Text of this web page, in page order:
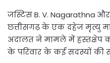
जस्टिस B. V. Nagarathna
छत्तीसगढ़ के एक दहेज मृत्यु
अदालत ने मामले में हस्तक्षेप
के परिवार के कई सदस्यों की